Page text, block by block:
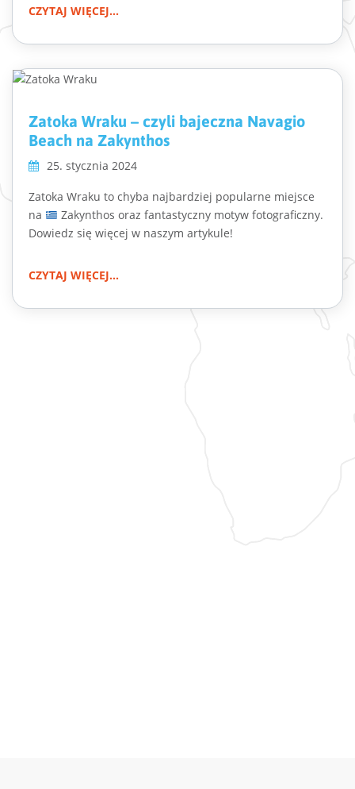
CZYTAJ WIĘCEJ...
Zatoka Wraku – czyli bajeczna Navagio
Beach na Zakynthos
25. stycznia 2024
Zatoka Wraku to chyba najbardziej popularne miejsce
na
Zakynthos oraz fantastyczny motyw fotograficzny.
Dowiedz się więcej w naszym artykule!
CZYTAJ WIĘCEJ...